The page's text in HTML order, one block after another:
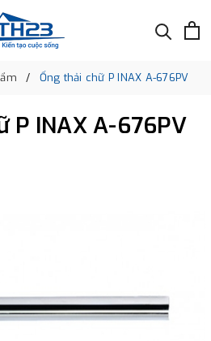
Ống thải chữ P INAX A-676PV
P INAX A-676PV